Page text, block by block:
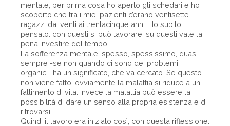
mentale, per prima cosa ho aperto gli schedari e ho
scoperto che tra i miei pazienti c’erano ventisette
ragazzi dai venti ai trentacinque anni. Ho subito
pensato: con questi si può lavorare, su questi vale la
pena investire del tempo.
La sofferenza mentale, spesso, spessissimo, quasi
sempre -se non quando ci sono dei problemi
organici- ha un significato, che va cercato. Se questo
non viene fatto, ovviamente la malattia si riduce a un
fallimento di vita. Invece la malattia può essere la
possibilità di dare un senso alla propria esistenza e di
ritrovarsi.
Quindi il lavoro era iniziato così, con questa riflessione: